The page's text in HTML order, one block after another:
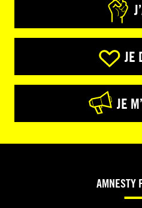
JE
JE
AMNESTY